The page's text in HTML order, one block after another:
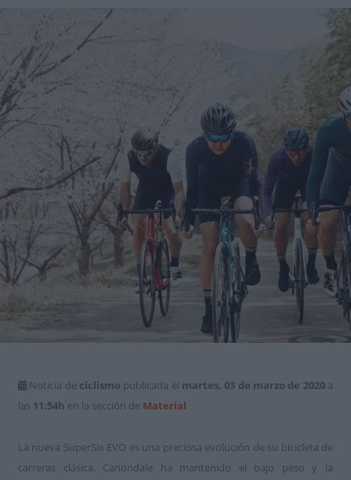
Noticia de ciclismo publicada el martes, 03 de marzo de 2020a
las 11:54h en la sección de Material
La nueva SuperSix EVO es una preciosa evolución de su bicicleta de
carreras clásica. Canondale ha mantenido el bajo peso y la